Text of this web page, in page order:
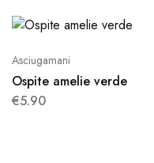
Asciugamani
Ospite amelie verde
€5.90